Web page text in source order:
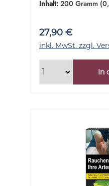
Gramm
Inhalt: 200 Gramm
27,90 €
inkl. MwSt. zzgl.
In